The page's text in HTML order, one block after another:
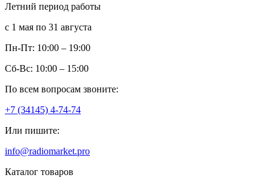
Летний период работы
с 1 мая по 31 августа
Пн-Пт: 10:00 – 19:00
Сб-Вс: 10:00 – 15:00
По всем вопросам звоните:
+7 (34145) 4-74-74
Или пишите:
info@radiomarket.pro
Каталог товаров